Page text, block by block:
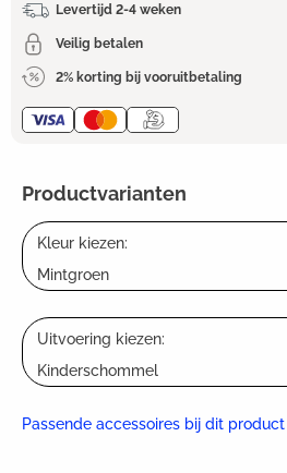
Levertijd 2-4 weken
Veilig betalen
2% korting bij vooruitbetaling
Productvarianten
Kleur kiezen:
Mintgroen
Uitvoering kiezen:
Kinderschommel
Passende accessoires bij dit product